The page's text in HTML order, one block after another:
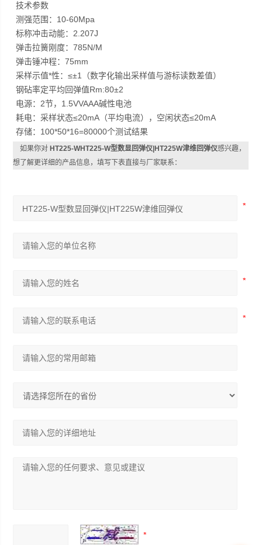
技术参数
测强范围：10-60Mpa
标称冲击动能：2.207J
弹击拉簧刚度：785N/M
弹击锤冲程：75mm
采样示值*性：≤±1（数字化输出采样值与游标读数差值）
钢砧率定平均回弹值Rm:80±2
电源：2节，1.5VVAAA碱性电池
耗电：采样状态≤20mA（平均电流），空闲状态≤20mA
存储：100*50*16=80000个测试结果
如果你对 HT225-WHT225-W型数显回弹仪|HT225W津维回弹仪感兴趣，
想了解更详细的产品信息，填写下表直接与厂家联系：